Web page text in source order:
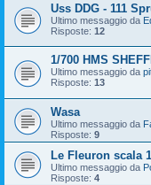
Uss DDG - 111
Ultimo messaggio da
Risposte: 12
1/700 HMS
Ultimo messaggio da
Risposte: 13
Wasa
Ultimo messaggio da
Risposte: 9
Le Fleuron scala
Ultimo messaggio da
Risposte: 4